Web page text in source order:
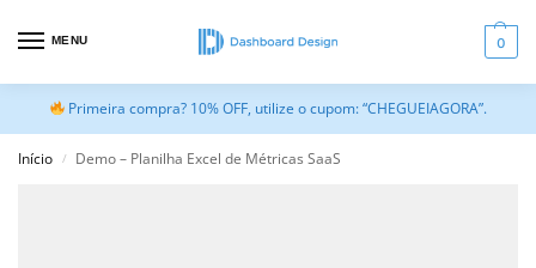
MENU 0
Primeira compra? 10% OFF, utilize o cupom: “CHEGUEIAGORA”.
Início / Demo – Planilha Excel de Métricas SaaS